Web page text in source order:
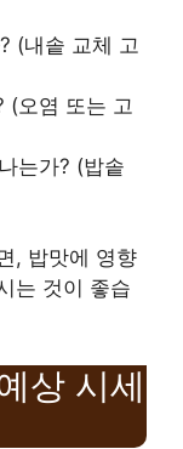
(내솥 교체 고
(오염 또는 고
는가? (밥솥
, 밥맛에 영향
는 것이 좋습
상 시세